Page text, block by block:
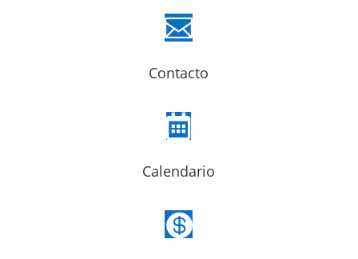

Contacto

Calendario
